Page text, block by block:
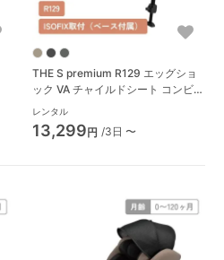
THE S premium R129 エッグショ
ック VA チャイルドシート コンビ
(Combi)
レンタル
13,299円 /3日 〜